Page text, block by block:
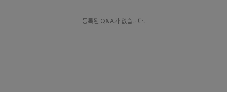
등록된 Q&A가 없습니다.